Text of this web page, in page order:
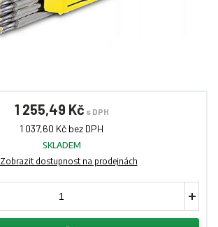
1 255,49 Kč s DPH
1 037,60 Kč bez DPH
SKLADEM
Zobrazit dostupnost na prodejnách